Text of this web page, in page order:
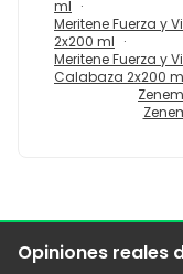
ml
Meritene Fuerza y
2x200 ml
Meritene Fuerza y
Calabaza 2x200
Opiniones reales